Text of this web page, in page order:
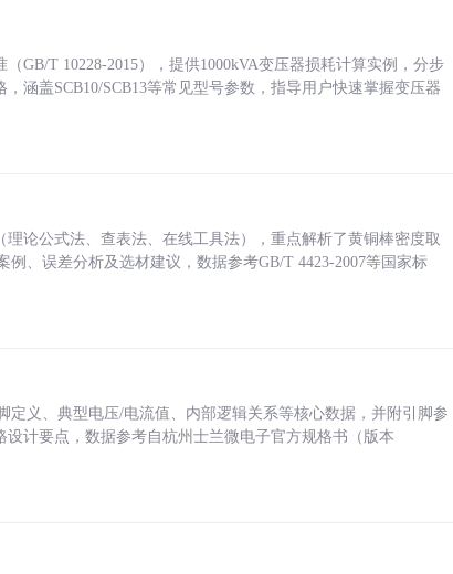
GB/T 10228-2015），提供1000kVA变压器损耗计算实例，分步
涵盖SCB10/SCB13等常见型号参数，指导用户快速掌握变压器
论公式法、查表法、在线工具法），重点解析了黄铜棒密度取
例、误差分析及选材建议，数据参考GB/T 4423-2007等国家标
定义、典型电压/电流值、内部逻辑关系等核心数据，并附引脚参
计要点，数据参考自杭州士兰微电子官方规格书（版本